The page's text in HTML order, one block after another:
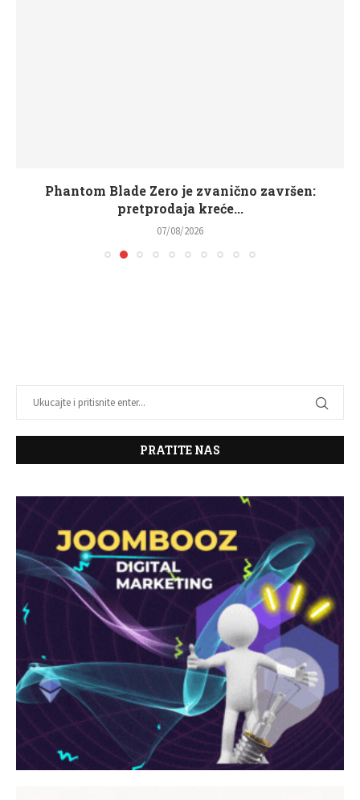
Phantom Blade Zero je zvanično završen:
pretprodaja kreće...
07/08/2026
PRATITE NAS